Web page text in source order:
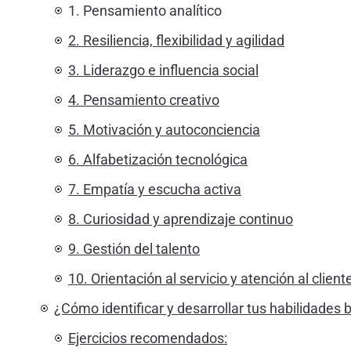
1. Pensamiento analítico
2. Resiliencia, flexibilidad y agilidad
3. Liderazgo e influencia social
4. Pensamiento creativo
5. Motivación y autoconciencia
6. Alfabetización tecnológica
7. Empatía y escucha activa
8. Curiosidad y aprendizaje continuo
9. Gestión del talento
10. Orientación al servicio y atención al
¿Cómo identificar y desarrollar tus habilidades
Ejercicios recomendados: